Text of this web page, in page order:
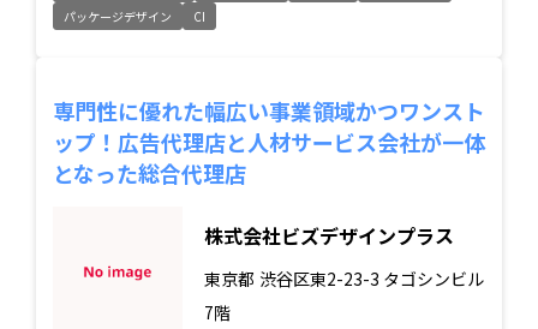
パッケージデザイン
CI
専門性に優れた幅広い事業領域かつワンスト
ップ！広告代理店と人材サービス会社が一体
となった総合代理店
株式会社ビズデザインプラス
東京都 渋谷区東2-23-3 タゴシンビル
7階